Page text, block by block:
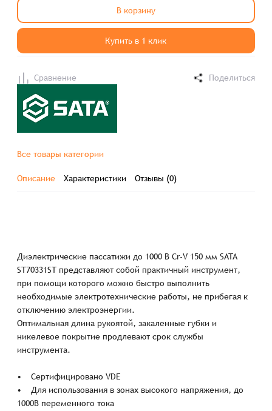
В корзину
Купить в 1 клик
Сравнение Поделиться
Все товары категории
Описание Характеристики Отзывы (0)
Диэлектрические пассатижи до 1000 В Cr-V 150 мм SATA
ST70331ST представляют собой практичный инструмент,
при помощи которого можно быстро выполнить
необходимые электротехнические работы, не прибегая к
отключению электроэнергии.
Оптимальная длина рукоятой, закаленные губки и
никелевое покрытие продлевают срок службы
инструмента.
• Сертифицировано VDE
• Для использования в зонах высокого напряжения, до
1000В переменного тока